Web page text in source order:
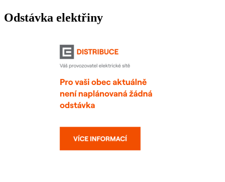
Odstávka elektřiny